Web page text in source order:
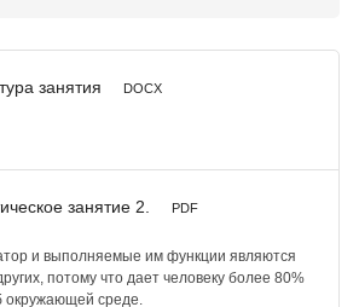
занятия DOCX
занятие 2. PDF
и выполняемые им функции являются
потому что дает человеку более 80%
окружающей среде.